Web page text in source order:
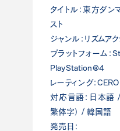
タイトル：東方ダン
スト
ジャンル：リズムア
プラットフォーム
PlayStation®4
レーティング：
対応言語：日本語
繁体字） / 韓国語
発売日：